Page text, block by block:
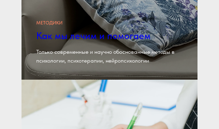
МЕТОДИКИ
Как мы лечим и помогаем
Только современные и научно обоснованные методы в
психологии, психотерапии, нейропсихологии